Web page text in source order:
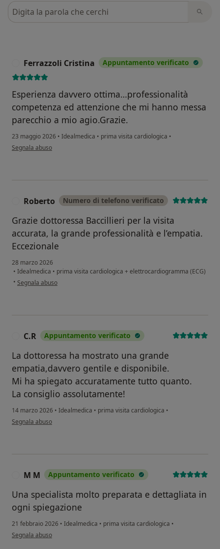
Cerca nelle recensioni
Ferrazzoli Cristina Appuntamento verificato
Esperienza davvero ottima…professionalità
competenza ed attenzione che mi hanno messa
parecchio a mio agio.Grazie.
23 maggio 2026 • Idealmedica • prima visita cardiologica •
secondo l'opinione dell'utente Ferrazzoli Cristina
Segnala abuso
Roberto Numero di telefono verificato
Grazie dottoressa Baccillieri per la visita
accurata, la grande professionalità e l’empatia.
Eccezionale
28 marzo 2026
• Idealmedica • prima visita cardiologica + elettrocardiogramma (ECG)
• secondo l'opinione dell'utente Roberto
Segnala abuso
C.R Appuntamento verificato
La dottoressa ha mostrato una grande
empatia,davvero gentile e disponibile.
Mi ha spiegato accuratamente tutto quanto.
La consiglio assolutamente!
14 marzo 2026 • Idealmedica • prima visita cardiologica •
secondo l'opinione dell'utente C.R
Segnala abuso
M M Appuntamento verificato
Una specialista molto preparata e dettagliata in
ogni spiegazione
21 febbraio 2026 • Idealmedica • prima visita cardiologica •
secondo l'opinione dell'utente M M
Segnala abuso